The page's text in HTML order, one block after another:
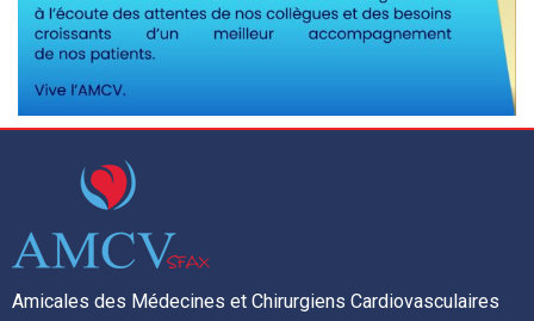
Amicales des Médecines et Chirurgiens Cardiovasculaires